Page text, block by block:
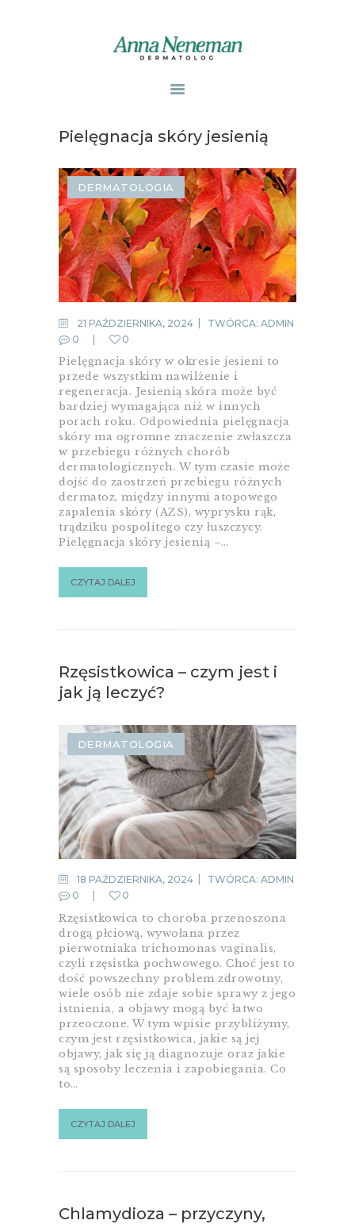
PUBLIKACJE
ZABIEGI
O MNIE
GABINETY
WPISY
KONTAKT
Pielęgnacja skóry jesienią
DERMATOLOGIA
21 PAŹDZIERNIKA, 2024 TWÓRCA: ADMIN
0
0
Pielęgnacja skóry w okresie jesieni to
przede wszystkim nawilżenie i
regeneracja. Jesienią skóra może być
bardziej wymagająca niż w innych
porach roku. Odpowiednia pielęgnacja
skóry ma ogromne znaczenie zwłaszcza
w przebiegu różnych chorób
dermatologicznych. W tym czasie może
dojść do zaostrzeń przebiegu różnych
dermatoz, między innymi atopowego
zapalenia skóry (AZS), wyprysku rąk,
trądziku pospolitego czy łuszczycy.
Pielęgnacja skóry jesienią –…
CZYTAJ DALEJ
Rzęsistkowica – czym jest i
jak ją leczyć?
DERMATOLOGIA
18 PAŹDZIERNIKA, 2024 TWÓRCA: ADMIN
0
0
Rzęsistkowica to choroba przenoszona
drogą płciową, wywołana przez
pierwotniaka trichomonas vaginalis,
czyli rzęsistka pochwowego. Choć jest to
dość powszechny problem zdrowotny,
wiele osób nie zdaje sobie sprawy z jego
istnienia, a objawy mogą być łatwo
przeoczone. W tym wpisie przybliżymy,
czym jest rzęsistkowica, jakie są jej
objawy, jak się ją diagnozuje oraz jakie
są sposoby leczenia i zapobiegania. Co
to…
CZYTAJ DALEJ
Chlamydioza – przyczyny,